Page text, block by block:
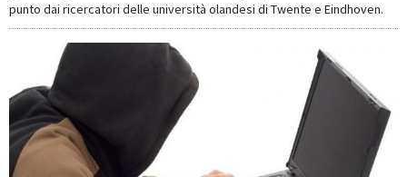
punto dai ricercatori delle università olandesi di Twente e Eindhoven.